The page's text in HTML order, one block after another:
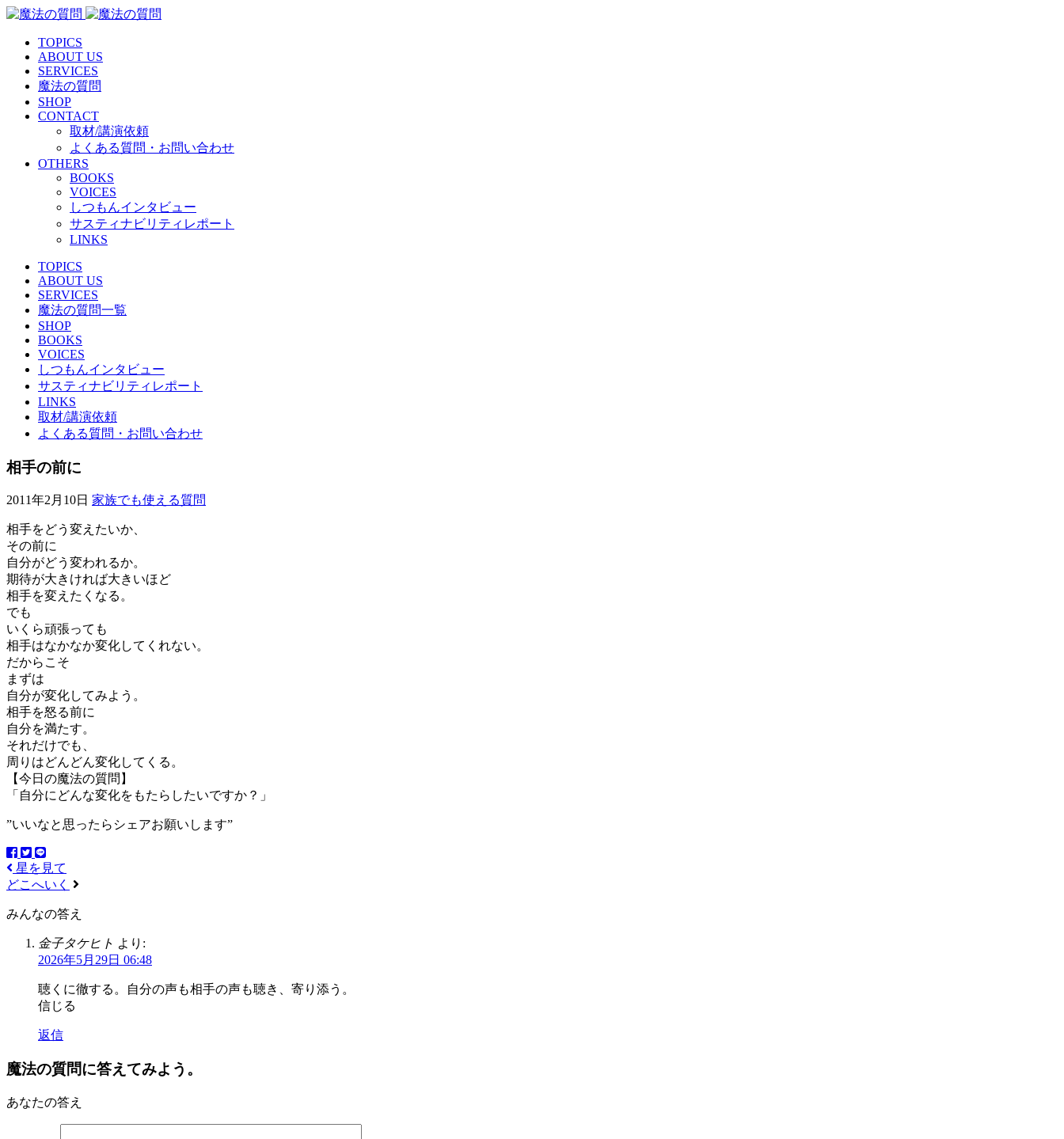
TOPICS
ABOUT US
SERVICES
魔法の質問
SHOP
CONTACT
取材/講演依頼
よくある質問・お問い合わせ
OTHERS
BOOKS
VOICES
しつもんインタビュー
サスティナビリティレポート
LINKS
TOPICS
ABOUT US
SERVICES
魔法の質問一覧
SHOP
BOOKS
VOICES
しつもんインタビュー
サスティナビリティレポート
LINKS
取材/講演依頼
よくある質問・お問い合わせ
相手の前に
2011年2月10日 家族でも使える質問
相手をどう変えたいか、
その前に
自分がどう変われるか。
期待が大きければ大きいほど
相手を変えたくなる。
でも
いくら頑張っても
相手はなかなか変化してくれない。
だからこそ
まずは
自分が変化してみよう。
相手を怒る前に
自分を満たす。
それだけでも、
周りはどんどん変化してくる。
【今日の魔法の質問】
「自分にどんな変化をもたらしたいですか？」
”いいなと思ったらシェアお願いします”
星を見て
どこへいく
みんなの答え
金子タケヒト より:
2026年5月29日 06:48
聴くに徹する。自分の声も相手の声も聴き、寄り添う。
信じる
返信
魔法の質問に答えてみよう。
あなたの答え